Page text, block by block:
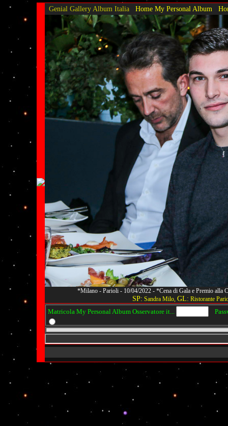
Genial Gallery Album Italia Home My Personal Album
*Milano - Parioli - 10/04/2022 - *Cena di Gala e Premio
SP: Sandra Milo, GL: Ristorante
Matricola My Personal Album Osservatore it...